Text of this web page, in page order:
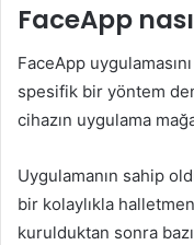
FaceApp
FaceApp
spesifik bir yöntem
cihazın uygulama
Uygulamanın sahip
bir kolaylıkla
kurulduktan sonra